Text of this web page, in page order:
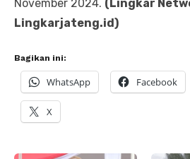
November 2024. (Lingkar
Lingkarjateng.id)
Bagikan ini:
WhatsApp Facebook
X